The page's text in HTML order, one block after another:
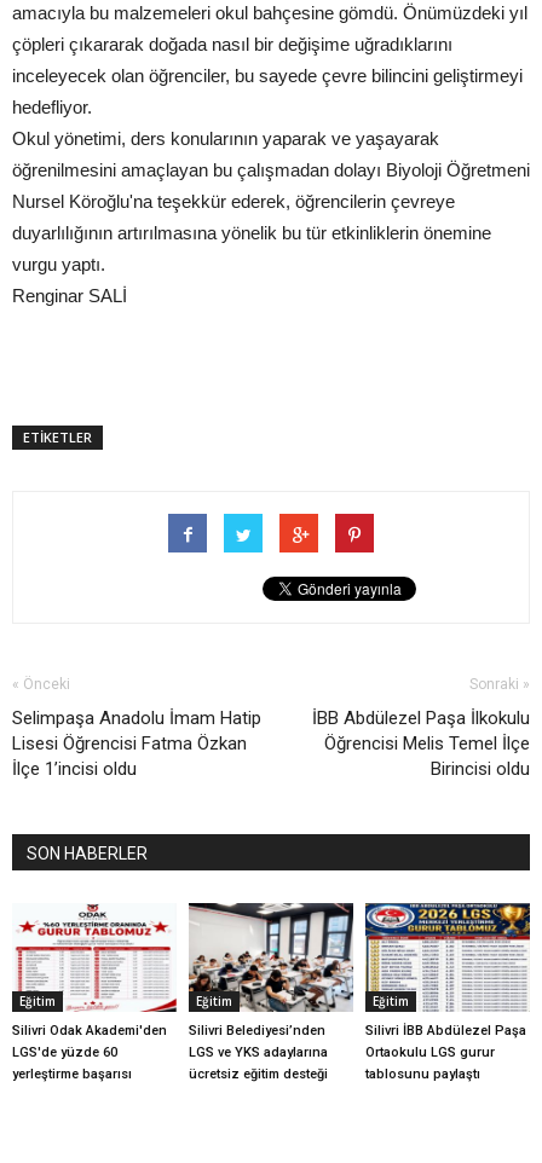
amacıyla bu malzemeleri okul bahçesine gömdü. Önümüzdeki yıl
çöpleri çıkararak doğada nasıl bir değişime uğradıklarını
inceleyecek olan öğrenciler, bu sayede çevre bilincini geliştirmeyi
hedefliyor.
Okul yönetimi, ders konularının yaparak ve yaşayarak
öğrenilmesini amaçlayan bu çalışmadan dolayı Biyoloji Öğretmeni
Nursel Köroğlu'na teşekkür ederek, öğrencilerin çevreye
duyarlılığının artırılmasına yönelik bu tür etkinliklerin önemine
vurgu yaptı.
Renginar SALİ
ETİKETLER
« Önceki
Selimpaşa Anadolu İmam Hatip
Lisesi Öğrencisi Fatma Özkan
İlçe 1’incisi oldu
Sonraki »
İBB Abdülezel Paşa İlkokulu
Öğrencisi Melis Temel İlçe
Birincisi oldu
SON HABERLER
Eğitim
Silivri Odak Akademi'den
LGS'de yüzde 60
yerleştirme başarısı
Eğitim
Silivri Belediyesi’nden
LGS ve YKS adaylarına
ücretsiz eğitim desteği
Eğitim
Silivri İBB Abdülezel Paşa
Ortaokulu LGS gurur
tablosunu paylaştı